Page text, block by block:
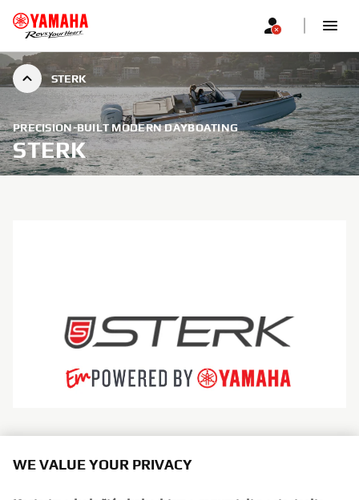
STERK
PRECISION-BUILT MODERN DAYBOATING
STERK
engineering. Clean lines, solid construction and sporty
WE VALUE YOUR PRIVACY